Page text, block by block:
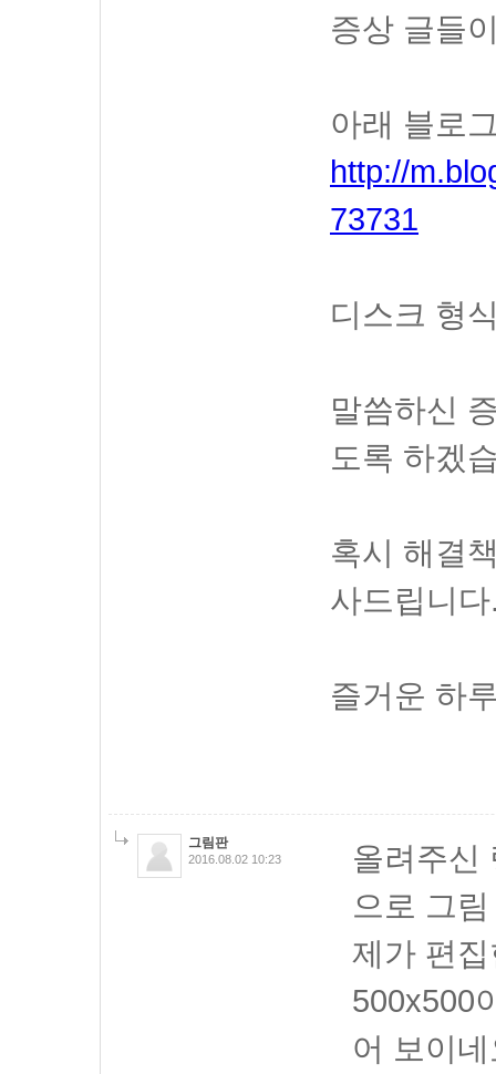
증상 글들
아래 블로
http://
73731
디스크 형
말씀하신
도록 하겠
혹시 해결
사드립니
즐거운 하
그림판
2016.08.02 10:23
올려주신
으로 그
제가 편
500x500
어 보이